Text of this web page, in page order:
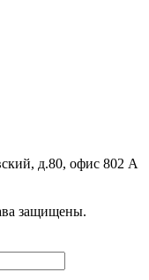
д.80, офис 802 А
защищены.